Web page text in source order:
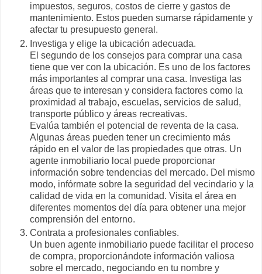
impuestos, seguros, costos de cierre y gastos de
mantenimiento. Estos pueden sumarse rápidamente y
afectar tu presupuesto general.
Investiga y elige la ubicación adecuada.
El segundo de los consejos para comprar una casa
tiene que ver con la ubicación. Es uno de los factores
más importantes al comprar una casa. Investiga las
áreas que te interesan y considera factores como la
proximidad al trabajo, escuelas, servicios de salud,
transporte público y áreas recreativas.
Evalúa también el potencial de reventa de la casa.
Algunas áreas pueden tener un crecimiento más
rápido en el valor de las propiedades que otras. Un
agente inmobiliario local puede proporcionar
información sobre tendencias del mercado. Del mismo
modo, infórmate sobre la seguridad del vecindario y la
calidad de vida en la comunidad. Visita el área en
diferentes momentos del día para obtener una mejor
comprensión del entorno.
Contrata a profesionales confiables.
Un buen agente inmobiliario puede facilitar el proceso
de compra, proporcionándote información valiosa
sobre el mercado, negociando en tu nombre y